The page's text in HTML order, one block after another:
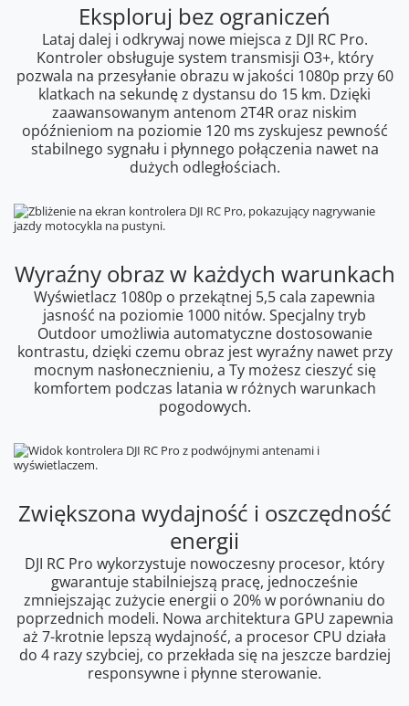
Eksploruj bez ograniczeń
Lataj dalej i odkrywaj nowe miejsca z DJI RC Pro.
Kontroler obsługuje system transmisji O3+, który
pozwala na przesyłanie obrazu w jakości 1080p przy 60
klatkach na sekundę z dystansu do 15 km. Dzięki
zaawansowanym antenom 2T4R oraz niskim
opóźnieniom na poziomie 120 ms zyskujesz pewność
stabilnego sygnału i płynnego połączenia nawet na
dużych odległościach.
Wyraźny obraz w każdych warunkach
Wyświetlacz 1080p o przekątnej 5,5 cala zapewnia
jasność na poziomie 1000 nitów. Specjalny tryb
Outdoor umożliwia automatyczne dostosowanie
kontrastu, dzięki czemu obraz jest wyraźny nawet przy
mocnym nasłonecznieniu, a Ty możesz cieszyć się
komfortem podczas latania w różnych warunkach
pogodowych.
Zwiększona wydajność i oszczędność
energii
DJI RC Pro wykorzystuje nowoczesny procesor, który
gwarantuje stabilniejszą pracę, jednocześnie
zmniejszając zużycie energii o 20% w porównaniu do
poprzednich modeli. Nowa architektura GPU zapewnia
aż 7-krotnie lepszą wydajność, a procesor CPU działa
do 4 razy szybciej, co przekłada się na jeszcze bardziej
responsywne i płynne sterowanie.